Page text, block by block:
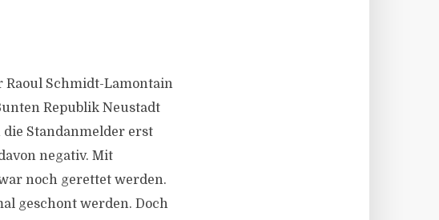
Raoul Schmidt-Lamontain
Republik Neustadt
Standanmelder erst
negativ. Mit
noch gerettet werden.
geschont werden. Doch